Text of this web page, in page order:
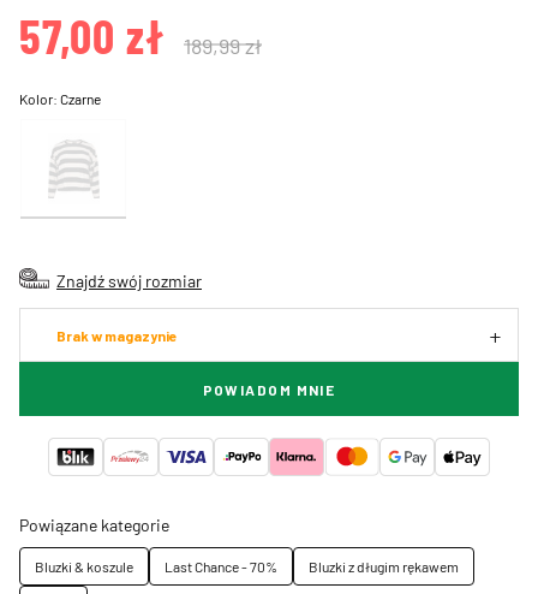
57,00 zł 189,99 zł
Kolor:Czarne
Znajdź swój rozmiar
Brak w magazynie
POWIADOM MNIE
Powiązane kategorie
Bluzki & koszule Last Chance - 70%
Bluzki z długim rękawem